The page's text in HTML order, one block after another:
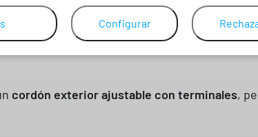
n
t
de 200 g/m²
, un tejido resistente, cómodo
cordón exterior ajustable con terminales,
Configurar